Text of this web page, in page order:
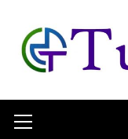
content
Menu